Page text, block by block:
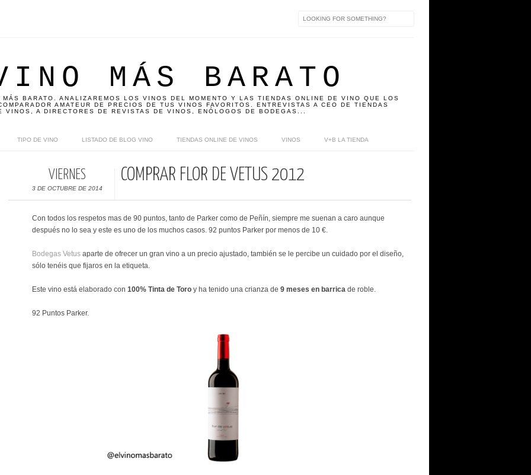
MÁS BARATO
BARATO. ANALIZAREMOS LOS VINOS DEL MOMENTO Y LAS TIENDAS ONLINE DE VINO QUE LOS
AMATEUR DE PRECIOS DE TUS VINOS FAVORITOS. ENTREVISTAS A CEO DE TIENDAS
VINOS, A DIRECTORES DE REVISTAS DE VINOS, ENÓLOGOS DE BODEGAS...
TIPO DE VINO LISTADO DE BLOG VINO TIENDAS ONLINE DE VINOS VINOS V+B LA TIENDA
VIERNES
3 DE OCTUBRE DE 2014
COMPRAR FLOR DE VETUS 2012
Con todos los respetos mas de 90 puntos, tanto de Parker como de Peñín, siempre me suenan a caro aunque
después no lo sea y este es uno de los muchos casos. 92 puntos Parker por menos de 10 €.
Bodegas Vetus aparte de ofrecer un gran vino a un precio ajustado, también se le percibe un cuidado por el diseño,
sólo tenéis que fijaros en la etiqueta.
Este vino está elaborado con 100% Tinta de Toro y ha tenido una crianza de 9 meses en barrica de roble.
92 Puntos Parker.